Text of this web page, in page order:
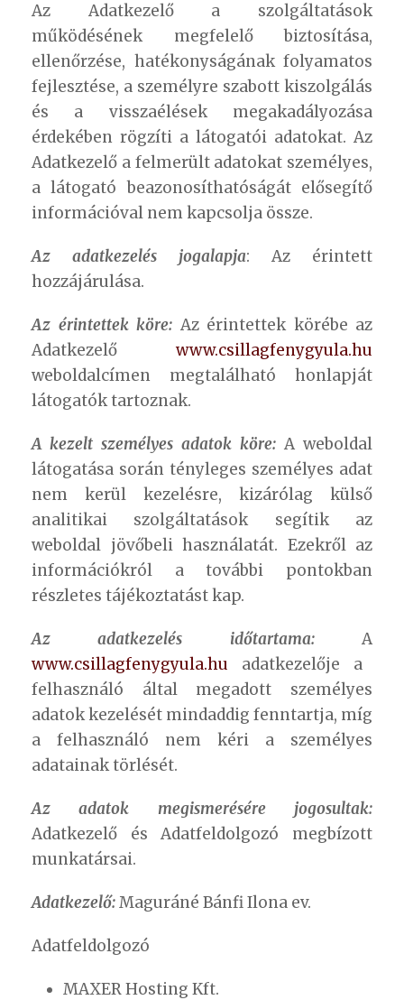
Az Adatkezelő a szolgáltatások
működésének megfelelő biztosítása,
ellenőrzése, hatékonyságának folyamatos
fejlesztése, a személyre szabott kiszolgálás
és a visszaélések megakadályozása
érdekében rögzíti a látogatói adatokat. Az
Adatkezelő a felmerült adatokat személyes,
a látogató beazonosíthatóságát elősegítő
információval nem kapcsolja össze.
Az adatkezelés jogalapja: Az érintett
hozzájárulása.
Az érintettek köre: Az érintettek körébe az
Adatkezelő www.csillagfenygyula.hu
weboldalcímen megtalálható honlapját
látogatók tartoznak.
A kezelt személyes adatok köre: A weboldal
látogatása során tényleges személyes adat
nem kerül kezelésre, kizárólag külső
analitikai szolgáltatások segítik az
weboldal jövőbeli használatát. Ezekről az
információkról a további pontokban
részletes tájékoztatást kap.
Az adatkezelés időtartama:A
www.csillagfenygyula.hu adatkezelője a
felhasználó által megadott személyes
adatok kezelését mindaddig fenntartja, míg
a felhasználó nem kéri a személyes
adatainak törlését.
Az adatok megismerésére jogosultak:
Adatkezelő és Adatfeldolgozó megbízott
munkatársai.
Adatkezelő:Maguráné Bánfi Ilona ev.
Adatfeldolgozó
MAXER Hosting Kft.